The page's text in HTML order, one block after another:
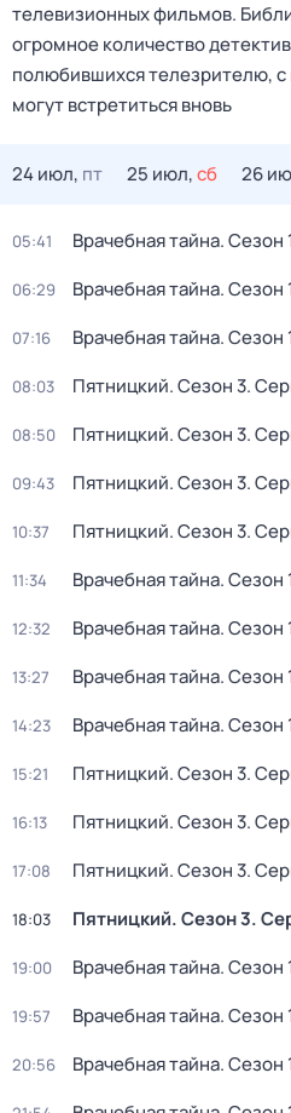
телевизионных фильмов.
огромное количество
полюбившихся телезрителю, с
могут встретиться вновь
24 июл, пт 25 июл,сб 26
05:41 Врачебная тайна. Сезон
06:29 Врачебная тайна. Сезон
07:16 Врачебная тайна. Сезон
08:03 Пятницкий. Сезон 3.
08:50 Пятницкий. Сезон 3.
09:43 Пятницкий. Сезон 3.
10:37 Пятницкий. Сезон 3.
11:34 Врачебная тайна. Сезон
12:32 Врачебная тайна. Сезон
13:27 Врачебная тайна. Сезон
14:23 Врачебная тайна. Сезон
15:21 Пятницкий. Сезон 3.
16:13 Пятницкий. Сезон 3.
17:08 Пятницкий. Сезон 3.
18:03 Пятницкий. Сезон 3.
19:00 Врачебная тайна. Сезон
19:57 Врачебная тайна. Сезон
20:56 Врачебная тайна. Сезон